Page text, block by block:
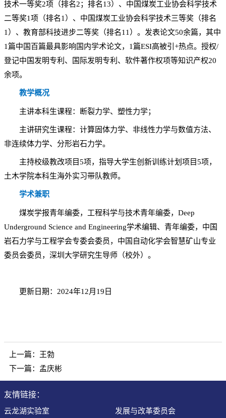
技术一等奖2项（排名2；排名13）、中国煤炭工业协会科学技术
二等奖1项（排名1）、中国煤炭工业协会科学技术三等奖（排名
1）、教育部科技进步二等奖（排名11）。发表论文50余篇，其中
1篇中国百篇最具影响国内学术论文，1篇ESI高被引+热点。授权/
登记中国发明专利、国际发明专利、软件著作权项等知识产权20
余项。
教学概况
主讲本科生课程：断裂力学、塑性力学；
主讲研究生课程：计算固体力学、非线性力学与数值方法、
非连续体力学、分形岩石力学。
主持校级教改项目5项，指导大学生创新训练计划项目5项，
土木学院本科生海外实习带队教师。
学术兼职
煤炭学报青年编委，工程科学与技术青年编委，Deep
Underground Science and Engineering学术编辑、青年编委，中国
岩石力学与工程学会专委会委员，中国自动化学会智慧矿山专业
委员会委员，深圳大学研究生导师（校外）。
更新日期：2024年12月19日
上一篇：
王勃
下一篇： 孟庆彬
友情链接：
云龙湖实验室 发展与改革委员会